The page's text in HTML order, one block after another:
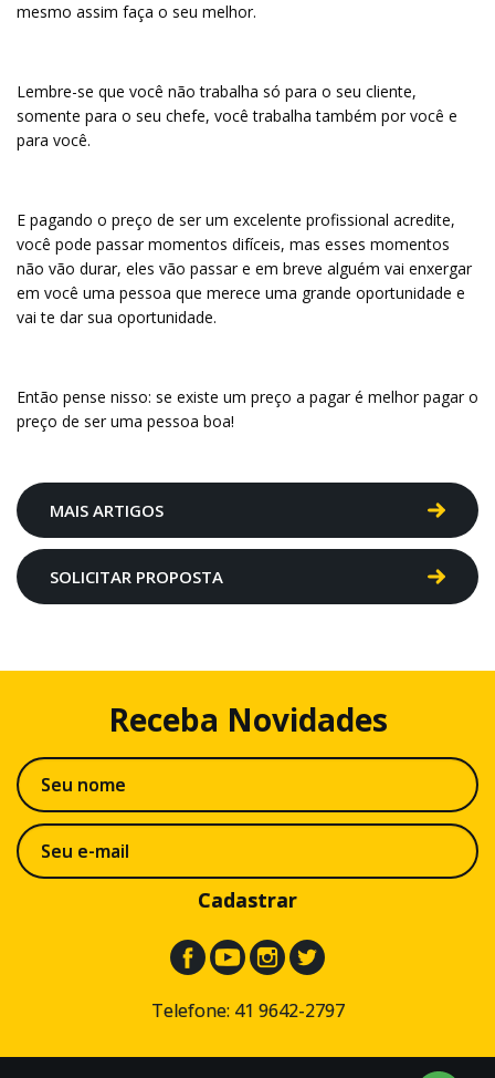
mesmo assim faça o seu melhor.
Lembre-se que você não trabalha só para o seu cliente,
somente para o seu chefe, você trabalha também por você e
para você.
E pagando o preço de ser um excelente profissional acredite,
você pode passar momentos difíceis, mas esses momentos
não vão durar, eles vão passar e em breve alguém vai enxergar
em você uma pessoa que merece uma grande oportunidade e
vai te dar sua oportunidade.
Então pense nisso: se existe um preço a pagar é melhor pagar o
preço de ser uma pessoa boa!
MAIS ARTIGOS
SOLICITAR PROPOSTA
Receba Novidades
Cadastrar
Telefone: 41 9642-2797